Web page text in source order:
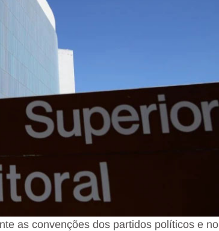
as convenções dos partidos políticos e no